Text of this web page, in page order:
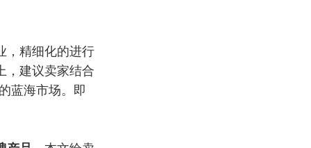
，精细化的进行
，建议卖家结合
蓝海市场。即